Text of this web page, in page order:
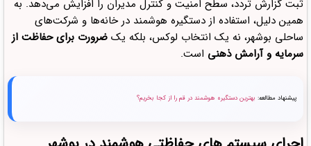
ثبت گزارش تردد، سطح امنیت و کنترل مدیران را افزایش می‌دهد. به
همین دلیل، استفاده از دستگیره هوشمند در خانه‌ها و شرکت‌های
ساحلی بوشهر، نه یک انتخاب لوکس، بلکه یک ضرورت برای حفاظت از
سرمایه و آرامش ذهنی است.
پیشنهاد مطالعه: بهترین دستگیره هوشمند در قم را از کجا بخریم؟